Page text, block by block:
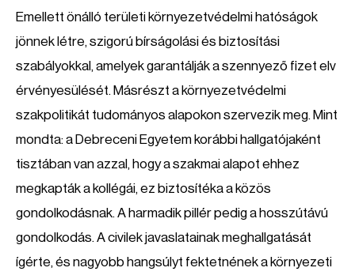
Emellett önálló területi környezetvédelmi hatóságok
jönnek létre, szigorú bírságolási és biztosítási
szabályokkal, amelyek garantálják a szennyező fizet elv
érvényesülését. Másrészt a környezetvédelmi
szakpolitikát tudományos alapokon szervezik meg. Mint
mondta: a Debreceni Egyetem korábbi hallgatójaként
tisztában van azzal, hogy a szakmai alapot ehhez
megkapták a kollégái, ez biztosítéka a közös
gondolkodásnak. A harmadik pillér pedig a hosszútávú
gondolkodás. A civilek javaslatainak meghallgatását
ígérte, és nagyobb hangsúlyt fektetnének a környezeti